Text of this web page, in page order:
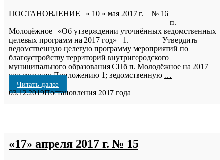
ПОСТАНОВЛЕНИЕ « 10 » мая 2017 г. № 16
п.
Молодёжное «Об утверждении уточнённых ведомственных
целевых программ на 2017 год» 1. Утвердить
ведомственную целевую программу мероприятий по
благоустройству территорий внутригородского
муниципального образования СПб п. Молодёжное на 2017
год согласно Приложению 1; ведомственную …
Читать далее
03.12.2019Постановления 2017 года
«17» апреля 2017 г. № 15